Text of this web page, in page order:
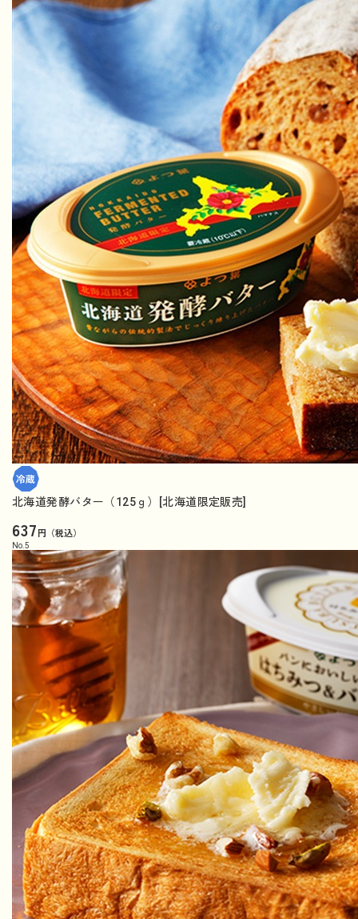
北海道発酵バター（125ｇ）[北海道限定販売]
637円（税込）
No. 5